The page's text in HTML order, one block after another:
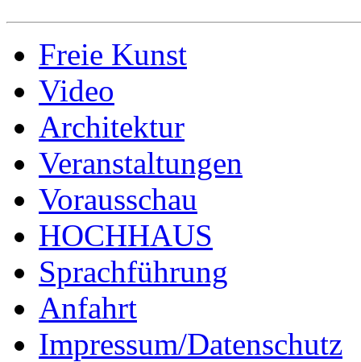
Freie Kunst
Video
Architektur
Veranstaltungen
Vorausschau
HOCHHAUS
Sprachführung
Anfahrt
Impressum/Datenschutz